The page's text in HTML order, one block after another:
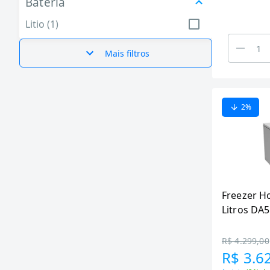
Litio (1)
Mais filtros
2%
Freezer
Litros
R$ 4.299,00
R$